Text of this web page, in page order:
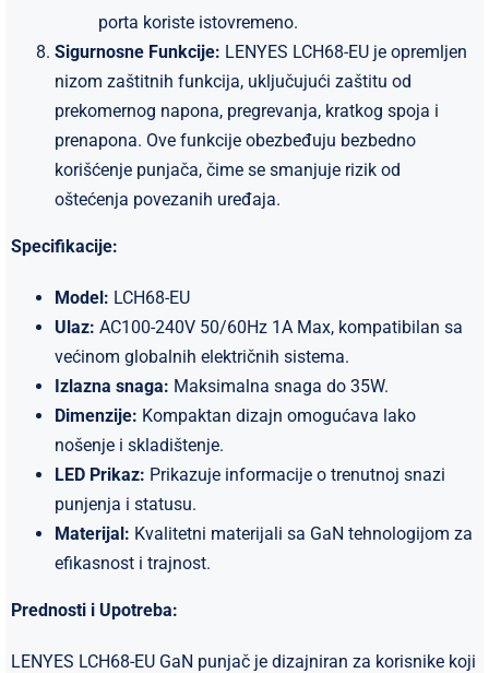
porta koriste istovremeno.
Sigurnosne Funkcije: LENYES LCH68-EU je opremljen
nizom zaštitnih funkcija, uključujući zaštitu od
prekomernog napona, pregrevanja, kratkog spoja i
prenapona. Ove funkcije obezbeđuju bezbedno
korišćenje punjača, čime se smanjuje rizik od
oštećenja povezanih uređaja.
Specifikacije:
Model: LCH68-EU
Ulaz: AC100-240V 50/60Hz 1A Max, kompatibilan sa
većinom globalnih električnih sistema.
Izlazna snaga: Maksimalna snaga do 35W.
Dimenzije: Kompaktan dizajn omogućava lako
nošenje i skladištenje.
LED Prikaz: Prikazuje informacije o trenutnoj snazi
punjenja i statusu.
Materijal: Kvalitetni materijali sa GaN tehnologijom za
efikasnost i trajnost.
Prednosti i Upotreba:
LENYES LCH68-EU GaN punjač je dizajniran za korisnike koji